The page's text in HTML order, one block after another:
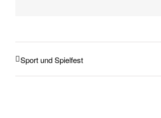
Sport und Spielfest